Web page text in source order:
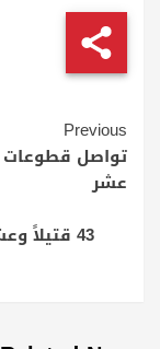
Continue
Reading
Previous
تواصل قطوعات
عشر
43